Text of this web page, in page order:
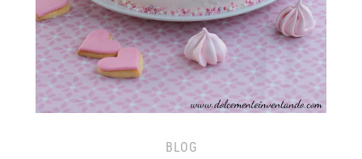
BLOG